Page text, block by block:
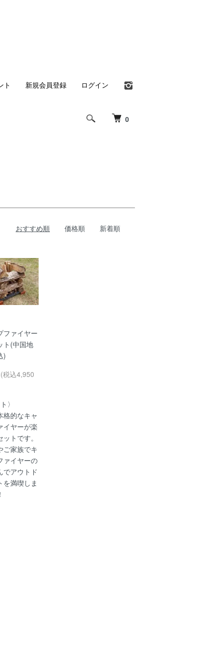
0
ト 新規会員登録 ログイン
おすすめ順 価格順 新着順
ファイヤー
ト(中国地
)
税込4,950
〉
格的なキャ
イヤーが楽
ットです。
ご家族でキ
ァイヤーの
でアウトド
を満喫しま